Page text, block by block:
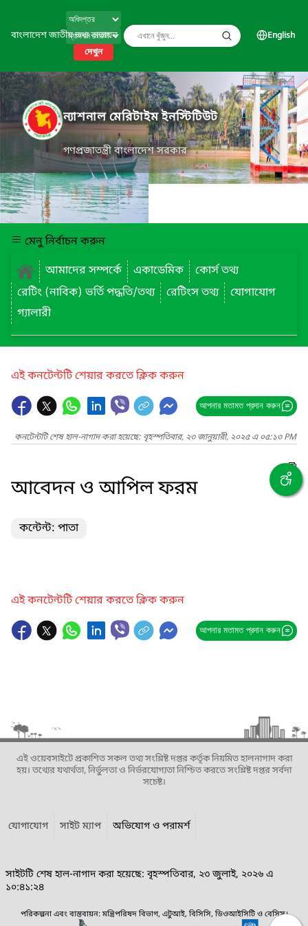
বাংলাদেশ জাতীয় তথ্য বাতায়ন
দেখুন
English
ন্যাশনাল মেরিটাইম ইনস্টিটিউট
গণপ্রজাতন্ত্রী বাংলাদেশ সরকার
মেনু নির্বাচন করুন
আমাদের সম্পর্কে
একাডেমিক
কোর্স তথ্য
রেটিং (নাবিক) ভর্তি পদ্ধতি/তথ্য
রেটিংস তথ্য
যোগাযোগ
গ্যালারী
এই কনটেন্টটি শেয়ার করতে ক্লিক করুন
আপনার মতামত প্রদান করুন
কনটেন্টটি শেষ হাল-নাগাদ করা হয়েছে: বৃহস্পতিবার, ২৩ জানুয়ারী, ২০২৫ এ ০৫:১৩ PM
আবেদন ও আপিল ফরম
কন্টেন্ট: পাতা
এই কনটেন্টটি শেয়ার করতে ক্লিক করুন
আপনার মতামত প্রদান করুন
এই ওয়েবসাইটে প্রকাশিত সকল তথ্য সংশ্লিষ্ট দপ্তর কর্তৃক নিয়মিত হালনাগাদ করা
হয়। তথ্যের যথার্থতা, নির্ভুলতা ও নির্ভরযোগ্যতা নিশ্চিত করতে সংশ্লিষ্ট দপ্তর সর্বদা
সচেষ্ট।
যোগাযোগ সাইট ম্যাপ অভিযোগ ও পরামর্শ
সাইটটি শেষ হাল-নাগাদ করা হয়েছে: বৃহস্পতিবার, ২৩ জুলাই, ২০২৬ এ
১০:৪১:২৪
পরিকল্পনা এবং বাস্তবায়ন: মন্ত্রিপরিষদ বিভাগ, এটুআই, বিসিসি, ডিওআইসিটি ও বেসিস।